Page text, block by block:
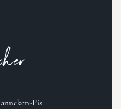
Pis.